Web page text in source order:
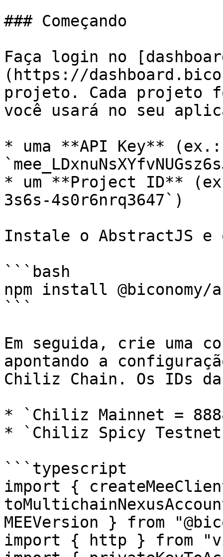
### Começando
Faça login no
(https://
projeto. Cada projeto
você usará no seu
* uma **API Key** (ex.:
* um **Project ID**
3s6s-4s0r6nrq3647`)
Instale o AbstractJS
```bash
npm install
```
Em seguida, crie uma
apontando a
Chiliz Chain. Os IDs
* `Chiliz Mainnet =
* `Chiliz Spicy Testnet
```typescript
import {
MEEVersion } from
import { http } from